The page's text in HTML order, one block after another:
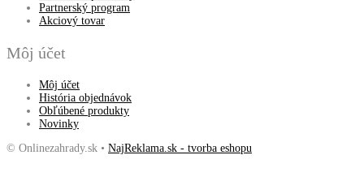
Partnerský program
Akciový tovar
Môj účet
Môj účet
História objednávok
Obľúbené produkty
Novinky
© Onlinezahrady.sk • NajReklama.sk - tvorba eshopu